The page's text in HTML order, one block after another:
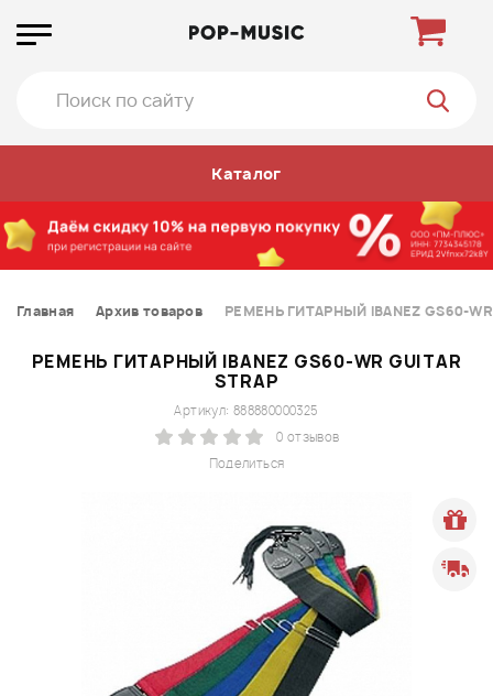
Каталог
Главная Архив товаров РЕМЕНЬ ГИТАРНЫЙ IBANEZ GS60-WR
РЕМЕНЬ ГИТАРНЫЙ IBANEZ GS60-WR GUITAR
STRAP
Поделиться
Артикул: 888880000325
0 отзывов